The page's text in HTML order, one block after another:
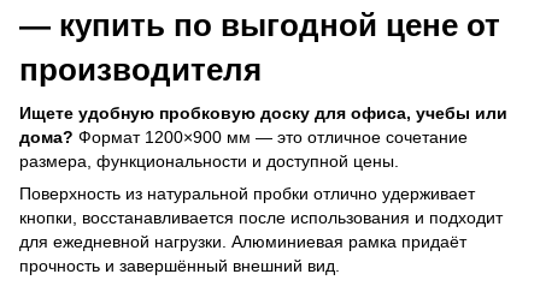
— купить по выгодной цене от
производителя
Ищете удобную пробковую доску для офиса, учебы или
дома? Формат 1200×900 мм — это отличное сочетание
размера, функциональности и доступной цены.
Поверхность из натуральной пробки отлично удерживает
кнопки, восстанавливается после использования и подходит
для ежедневной нагрузки. Алюминиевая рамка придаёт
прочность и завершённый внешний вид.